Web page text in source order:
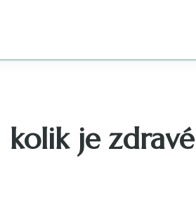
je zdravé